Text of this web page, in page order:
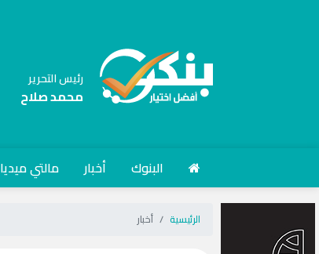
رئيس التحرير
محمد صلاح
البنوك أخبار مالتي ميديا
الرئيسية أخبار